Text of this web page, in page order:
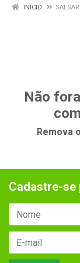
INÍCIO
Não
Remova
Cadastre-se